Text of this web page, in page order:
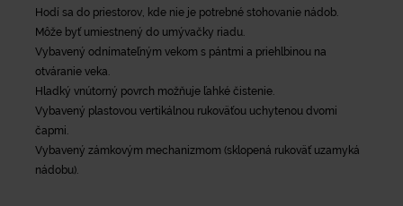
Hodí sa do priestorov, kde nie je potrebné stohovanie nádob.
Môže byť umiestnený do umývačky riadu.
Vybavený odnímateľným vekom s pántmi a priehlbinou na
otváranie veka.
Hladký vnútorný povrch možňuje ľahké čistenie.
Vybavený plastovou vertikálnou rukoväťou uchytenou dvomi
čapmi.
Vybavený zámkovým mechanizmom (sklopená rukoväť uzamyká
nádobu).